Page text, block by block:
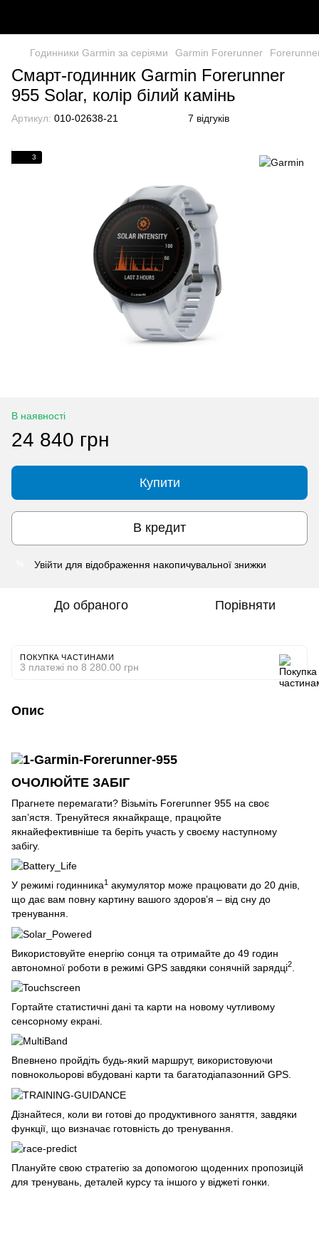
Годинники Garmin за серіями Garmin Forerunner
Смарт-годинник Garmin Forerunner
955 Solar, колір білий камінь
Артикул: 010-02638-21 7 відгуків
3
В наявності
24 840 грн
Купити
В кредит
Увійти для відображення накопичувальної знижки
До обраного Порівняти
ПОКУПКА ЧАСТИНАМИ
3 платежі по 8 280.00 грн
Опис
ОЧОЛЮЙТЕ ЗАБІГ
Прагнете перемагати? Візьміть Forerunner 955 на своє
зап’ястя. Тренуйтеся якнайкраще, працюйте
якнайефективніше та беріть участь у своєму наступному
забігу.
У режимі годинника1 акумулятор може працювати до 20 днів,
що дає вам повну картину вашого здоров’я – від сну до
тренування.
Використовуйте енергію сонця та отримайте до 49 годин
автономної роботи в режимі GPS завдяки сонячній зарядці2
Гортайте статистичні дані та карти на новому чутливому
сенсорному екрані.
Впевнено пройдіть будь-який маршрут, використовуючи
повнокольорові вбудовані карти та багатодіапазонний GPS.
Дізнайтеся, коли ви готові до продуктивного заняття, завдяки
функції, що визначає готовність до тренування.
Плануйте свою стратегію за допомогою щоденних пропозицій
для тренувань, деталей курсу та іншого у віджеті гонки.